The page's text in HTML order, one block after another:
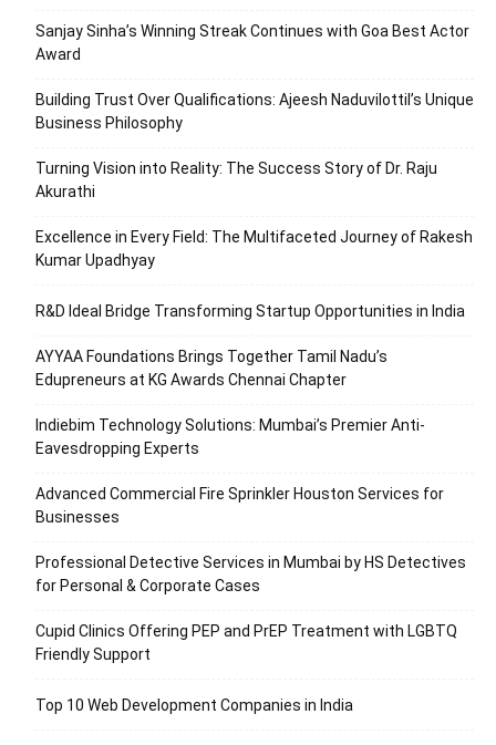
Sanjay Sinha’s Winning Streak Continues with Goa Best Actor
Award
Building Trust Over Qualifications: Ajeesh Naduvilottil’s Unique
Business Philosophy
Turning Vision into Reality: The Success Story of Dr. Raju
Akurathi
Excellence in Every Field: The Multifaceted Journey of Rakesh
Kumar Upadhyay
R&D Ideal Bridge Transforming Startup Opportunities in India
AYYAA Foundations Brings Together Tamil Nadu’s
Edupreneurs at KG Awards Chennai Chapter
Indiebim Technology Solutions: Mumbai’s Premier Anti-
Eavesdropping Experts
Advanced Commercial Fire Sprinkler Houston Services for
Businesses
Professional Detective Services in Mumbai by HS Detectives
for Personal & Corporate Cases
Cupid Clinics Offering PEP and PrEP Treatment with LGBTQ
Friendly Support
Top 10 Web Development Companies in India